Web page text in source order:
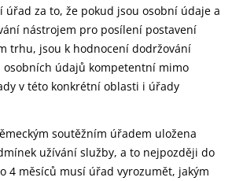
úřad za to, že pokud jsou osobní údaje a
nástrojem pro posílení postavení
trhu, jsou k hodnocení dodržování
údajů kompetentní mimo
v této konkrétní oblasti i úřady
soutěžním úřadem uložena
užívání služby, a to nejpozději do
4 měsíců musí úřad vyrozumět, jakým